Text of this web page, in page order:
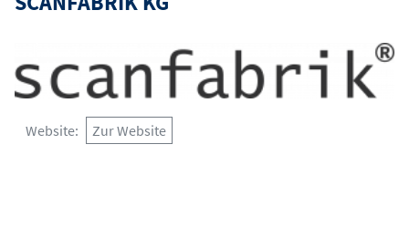
Website Zur Website